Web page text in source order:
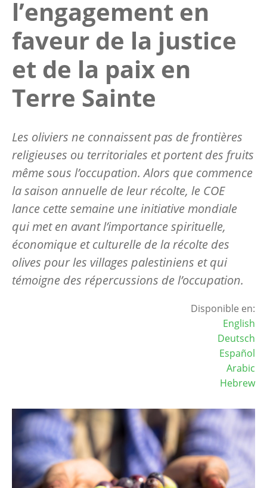
l’engagement en
faveur de la justice
et de la paix en
Terre Sainte
Les oliviers ne connaissent pas de frontières
religieuses ou territoriales et portent des fruits
même sous l’occupation. Alors que commence
la saison annuelle de leur récolte, le COE
lance cette semaine une initiative mondiale
qui met en avant l’importance spirituelle,
économique et culturelle de la récolte des
olives pour les villages palestiniens et qui
témoigne des répercussions de l’occupation.
Disponible en:
English
Deutsch
Español
Arabic
Hebrew
Image